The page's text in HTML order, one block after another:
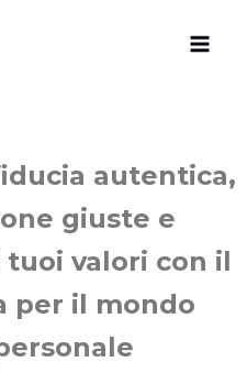
autentica,
giuste e
valori con il
per il mondo